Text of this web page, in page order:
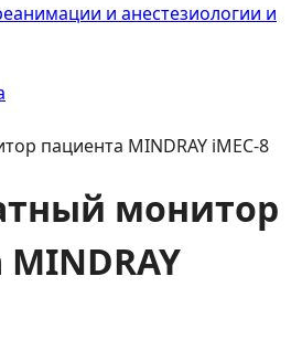
и анестезиологии и
пациента MINDRAY iMEC-8
монитор